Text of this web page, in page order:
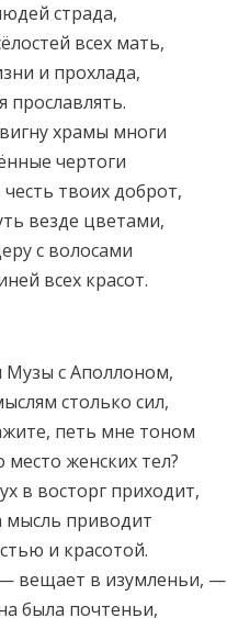
страда,
всех мать,
и прохлада,
прославлять.
храмы многи
чертоги
твоих доброт,
везде цветами,
с волосами
всех красот.
Музы с Аполлоном,
столько сил,
петь мне тоном
место женских тел?
в восторг приходит,
мысль приводит
и красотой.
вещает в изумленьи, —
была почтеньи,